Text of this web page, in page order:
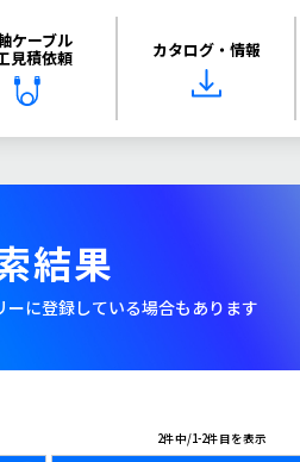
ケーブル
見積依頼 カタログ・情報
結果
に登録している場合もあります
2件中/1-2件目を表示